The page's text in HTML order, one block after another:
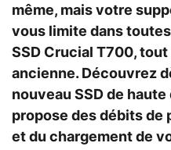
même, mais votre
vous limite dans
SSD Crucial T700,
ancienne. Découvrez
nouveau SSD de
propose des débits de
et du chargement de